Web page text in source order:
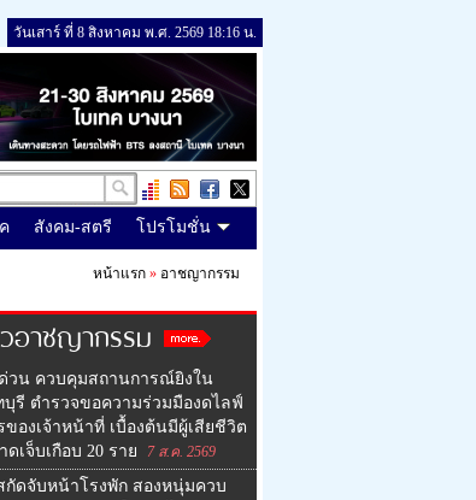
วันเสาร์ ที่ 8 สิงหาคม พ.ศ. 2569 18:16 น.
สังคม-สตรี โปรโมชั่น
หน้าแรก » อาชญากรรม
อาชญากรรม
วน ควบคุมสถานการณ์ยิงใน
บุรี ตำรวจขอความร่วมมืองดไลฟ์
องเจ้าหน้าที่ เบื้องต้นมีผู้เสียชีวิต
เจ็บเกือบ 20 ราย
7 ส.ค. 2569
กัดจับหน้าโรงพัก สองหนุ่มควบ